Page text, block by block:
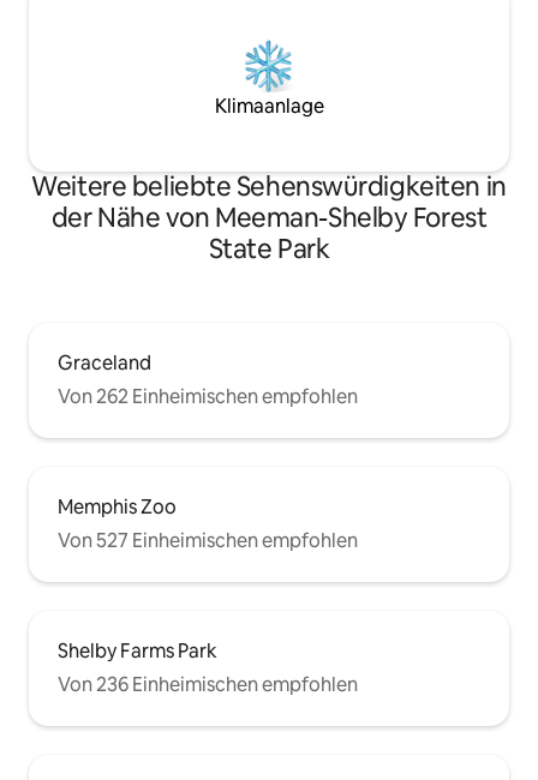
Klimaanlage
Weitere beliebte Sehenswürdigkeiten in
der Nähe von Meeman-Shelby Forest
State Park
Graceland
Von 262 Einheimischen empfohlen
Memphis Zoo
Von 527 Einheimischen empfohlen
Shelby Farms Park
Von 236 Einheimischen empfohlen